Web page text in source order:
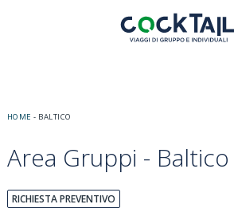
HOME - BALTICO
Area Gruppi - Baltico
RICHIESTA PREVENTIVO